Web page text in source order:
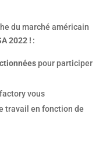
du marché américain
2022 ! :
pour participer
vous
travail en fonction de